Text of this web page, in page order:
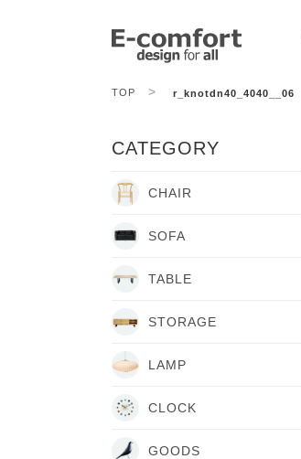
TOP > r_knotdn40_4040__06
CATEGORY
CHAIR
SOFA
TABLE
STORAGE
LAMP
CLOCK
GOODS